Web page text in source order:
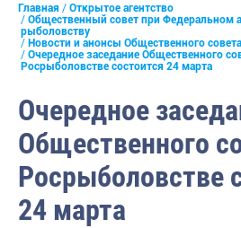
Открытые данные
Реализация Концепции
Новости и анонсы
Ответственный секретарь
Председатель Общественного
Члены Общественного совета
Главная
Открытое агентство
Общественный совет при Федеральном
рыболовству
Новости и анонсы Общественного совета
Очередное заседание Общественного
Росрыболовстве состоится 24 марта
Очередное
Общественного
Росрыболовстве
24 марта